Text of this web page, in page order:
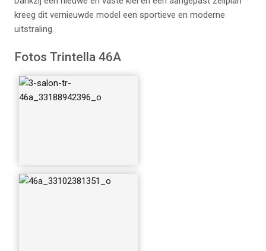
kreeg dit vernieuwde model een sportieve en moderne
uitstraling.
Fotos Trintella 46A
87373061_o